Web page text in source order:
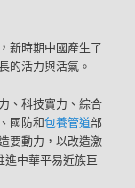
新時期中國產生了
的活力與活氣。
、科技實力、綜合
國防和包養管道部
要動力，以改造激
進中華平易近族巨